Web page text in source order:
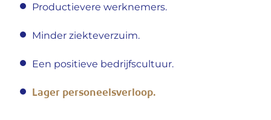
Productievere werknemers.
Minder ziekteverzuim.
Een positieve bedrijfscultuur.
Lager personeelsverloop.